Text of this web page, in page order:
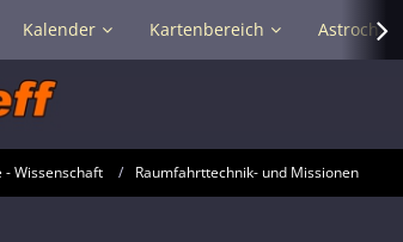
Kalender Kartenbereich Astrochat
Wissenschaft Raumfahrttechnik- und Missionen